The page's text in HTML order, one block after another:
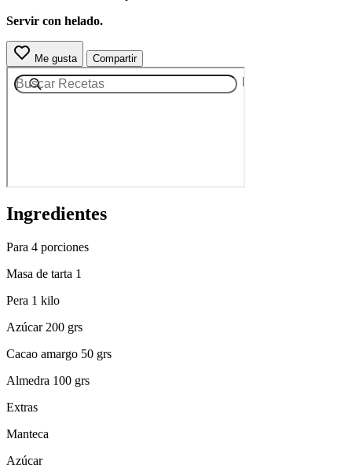
Servir con helado.
Me gusta Compartir
Ingredientes
Para 4 porciones
Masa de tarta 1
Pera 1 kilo
Azúcar 200 grs
Cacao amargo 50 grs
Almedra 100 grs
Extras
Manteca
Azúcar